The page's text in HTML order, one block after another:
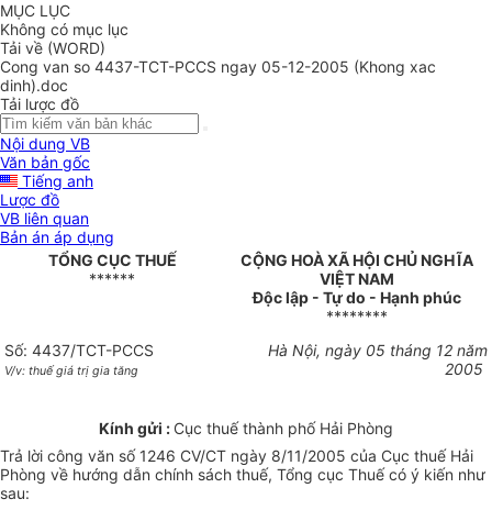
MỤC LỤC
Không có mục lục
Tải về (WORD)
Cong van so 4437-TCT-PCCS ngay 05-12-2005 (Khong xac
dinh).doc
Tải lược đồ
Nội dung VB
Văn bản gốc
Tiếng anh
Lược đồ
VB liên quan
Bản án áp dụng
TỔNG CỤC THUẾ
******
CỘNG HOÀ XÃ HỘI CHỦ NGHĨA
VIỆT NAM
Độc lập - Tự do - Hạnh phúc
********
Số: 4437/TCT-PCCS
V/v: thuế giá trị gia tăng
Hà Nội, ngày 05 tháng 12 năm
2005
Kính gửi : Cục thuế thành phố Hải Phòng
Trả lời công văn số 1246 CV/CT ngày 8/11/2005 của Cục thuế Hải
Phòng về hướng dẫn chính sách thuế, Tổng cục Thuế có ý kiến như
sau: